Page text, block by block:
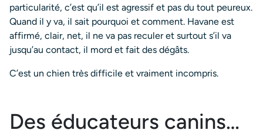
particularité, c’est qu’il est agressif et pas du tout peureux.
Quand il y va, il sait pourquoi et comment. Havane est
affirmé, clair, net, il ne va pas reculer et surtout s’il va
jusqu’au contact, il mord et fait des dégâts.
C’est un chien très difficile et vraiment incompris.
Des éducateurs canins…